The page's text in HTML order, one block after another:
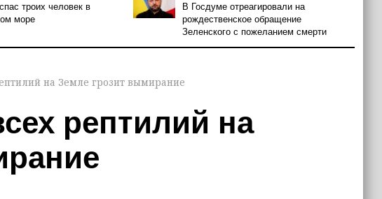
троих человек в
море
В Госдуме отреагировали на
рождественское обращение
Зеленского с пожеланием смерти
на Земле грозит вымирание
рептилий на